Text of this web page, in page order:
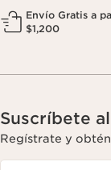
Envío Gratis a
$1,200
Suscríbete
Regístrate y